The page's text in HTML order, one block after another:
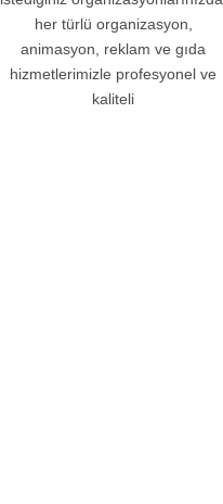
her türlü organizasyon,
animasyon, reklam ve gıda
hizmetlerimizle profesyonel ve
kaliteli